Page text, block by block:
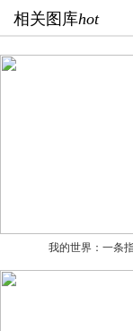
相关图库hot
我的世界：一条